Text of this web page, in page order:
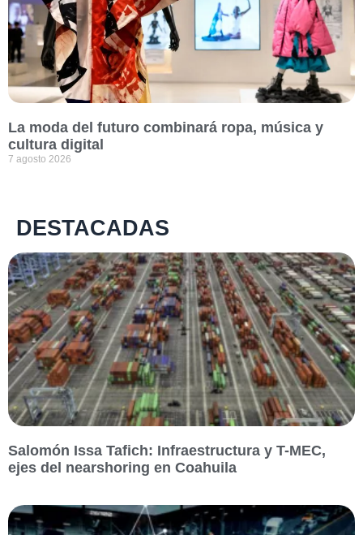
La moda del futuro combinará ropa, música y
cultura digital
7 agosto 2026
DESTACADAS
Salomón Issa Tafich: Infraestructura y T-MEC,
ejes del nearshoring en Coahuila